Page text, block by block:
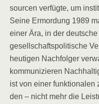
sour­cen ver­füg­te, um
Sei­ne Ermor­dung 1989
einer Ära, in der
gesell­schafts­po­li­ti­sche
heu­ti­gen Nach­fol­ger
kom­mu­ni­zie­ren
ist von einer
den – nicht mehr die